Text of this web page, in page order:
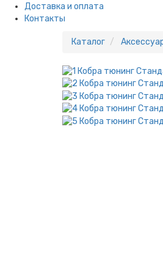
Доставка и оплата
Контакты
Каталог